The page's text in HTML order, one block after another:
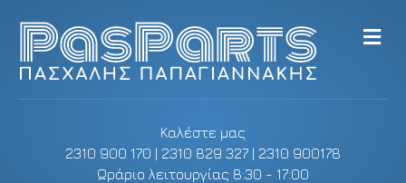
Καλέστε μας
2310 900 170 | 2310 829 327 | 2310 900178
Ωράριο λειτουργίας 8:30 - 17:00
M
e